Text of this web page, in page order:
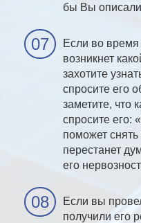
бы Вы
Если во время
возникнет
захотите
спросите его
заметите, что
спросите его:
поможет
перестанет
его
Если вы
получили его